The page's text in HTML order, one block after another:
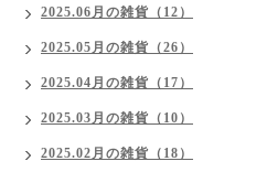
2025.06月の雑貨（12）
2025.05月の雑貨（26）
2025.04月の雑貨（17）
2025.03月の雑貨（10）
2025.02月の雑貨（18）